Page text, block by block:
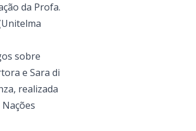
da Profa.
sobre
e Sara di
realizada